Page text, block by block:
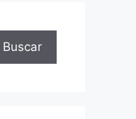
Buscar